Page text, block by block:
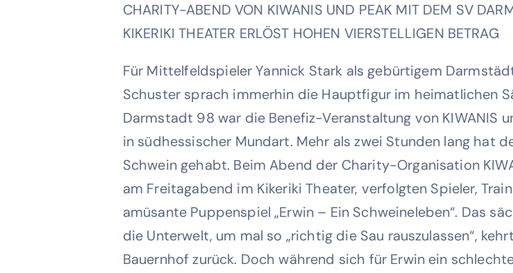
CHARITY-ABEND VON KIWANIS UND PEAK MIT DEM SV
KIKERIKI THEATER ERLÖST HOHEN VIERSTELLIGEN BETRAG
Für Mittelfeldspieler Yannick Stark als gebürtigem
Schuster sprach immerhin die Hauptfigur im heimatlichen
Darmstadt 98 war die Benefiz-Veranstaltung von KIWANIS
in südhessischer Mundart. Mehr als zwei Stunden lang hat
Schwein gehabt. Beim Abend der Charity-Organisation
am Freitagabend im Kikeriki Theater, verfolgten Spieler,
amüsante Puppenspiel „Erwin – Ein Schweineleben“. Das
die Unterwelt, um mal so „richtig die Sau rauszulassen“,
Bauernhof zurück. Doch während sich für Erwin ein